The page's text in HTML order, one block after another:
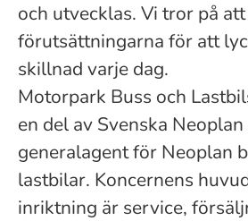
och utvecklas. Vi tror på
förutsättningarna för att
skillnad varje dag.
Motorpark Buss och
en del av Svenska
generalagent för Neoplan
lastbilar. Koncernens
inriktning är service,